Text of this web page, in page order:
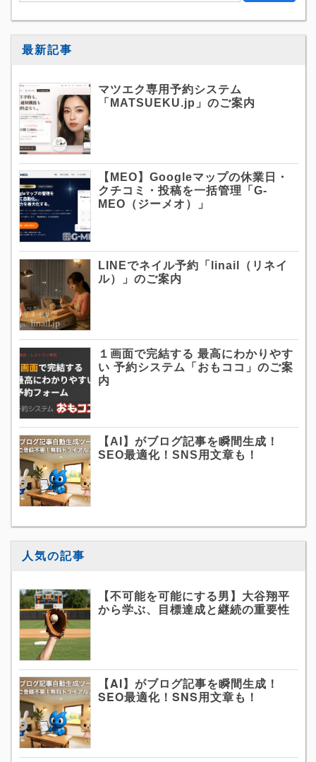
最新記事
マツエク専用予約システム
「MATSUEKU.jp」のご案内
【MEO】Googleマップの休業日・
クチコミ・投稿を一括管理「G-
MEO（ジーメオ）」
LINEでネイル予約「linail（リネイ
ル）」のご案内
１画面で完結する 最高にわかりやす
い 予約システム「おもココ」のご案
内
【AI】がブログ記事を瞬間生成！
SEO最適化！SNS用文章も！
人気の記事
【不可能を可能にする男】大谷翔平
から学ぶ、目標達成と継続の重要性
【AI】がブログ記事を瞬間生成！
SEO最適化！SNS用文章も！